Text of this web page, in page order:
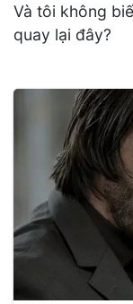
Và tôi không
quay lại đây?